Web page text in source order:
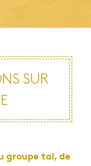
SUR
groupe tai, de